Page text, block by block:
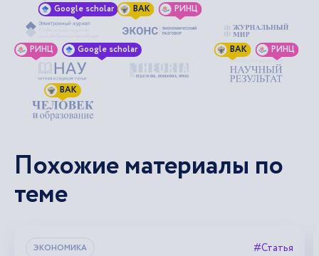
Google scholar ВАК РИНЦ
РИНЦ Google scholar ВАК РИНЦ
ВАК
Похожие материалы по
теме
ЭКОНОМИКА #Статья